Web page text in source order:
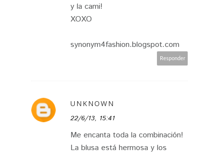
y la cami!
XOXO
synonym4fashion.blogspot.com
Responder
UNKNOWN
22/6/13, 15:41
Me encanta toda la combinación!
La blusa está hermosa y los